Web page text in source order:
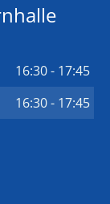
16:30 - 17:45
16:30 - 17:45